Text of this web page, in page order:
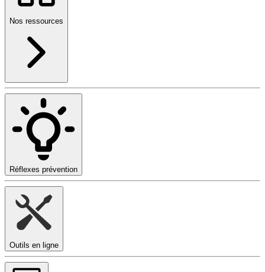
Nos ressources
Réflexes prévention
Outils en ligne